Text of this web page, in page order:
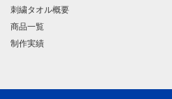
刺繍タオル概要
商品一覧
制作実績